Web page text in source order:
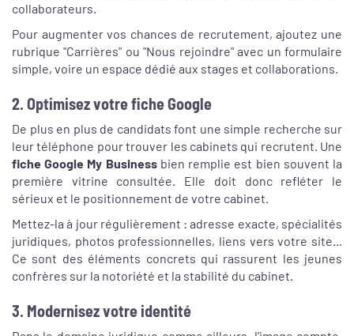
collaborateurs.
Pour augmenter vos chances de recrutement, ajoutez une
rubrique "Carrières" ou "Nous rejoindre" avec un formulaire
simple, voire un espace dédié aux stages et collaborations.
2. Optimisez votre fiche Google
De plus en plus de candidats font une simple recherche sur
leur téléphone pour trouver les cabinets qui recrutent. Une
fiche Google My Businessbien remplie est bien souvent la
première vitrine consultée. Elle doit donc refléter le
sérieux et le positionnement de votre cabinet.
Mettez-la à jour régulièrement : adresse exacte, spécialités
juridiques, photos professionnelles, liens vers votre site...
Ce sont des éléments concrets qui rassurent les jeunes
confrères sur la notoriété et la stabilité du cabinet.
3. Modernisez votre identité